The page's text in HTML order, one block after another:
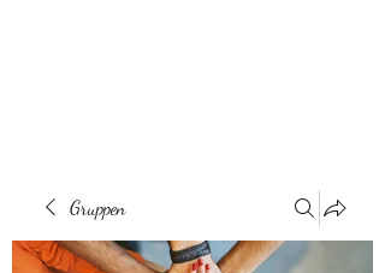
Gruppen